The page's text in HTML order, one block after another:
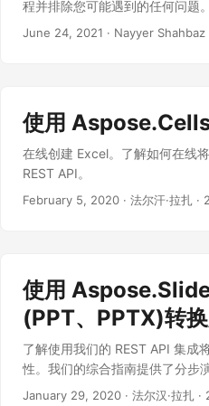
程并排除您可能遇到的任何问题
换为 PowerPoint 和 PPT 转换为
June 24, 2021 · Nayyer Shahbaz
使用
在线创建 Excel。了解如何在线
REST API。
February 5, 2020 · 法尔汗·拉扎 ·
使用
(PPT、PPTX)转
了解使用我们的 REST API 集
性。我们的综合指南提供了分步
January 29, 2020 · 法尔汉·拉扎 ·